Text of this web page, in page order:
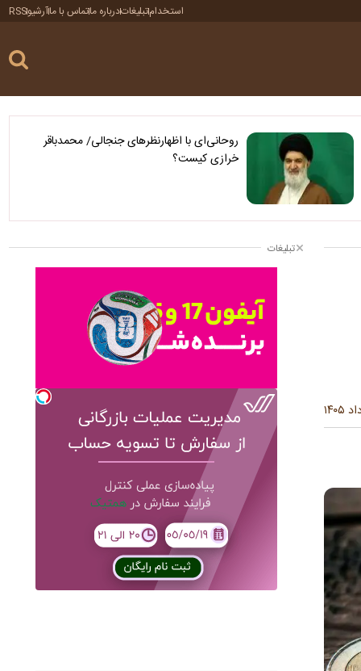
استخدامتبلیغاتدرباره ماتماس با ماآرشیوRSS
روحانی‌ای با اظهارنظرهای جنجالی/ محمدباقر
خرازی کیست؟
تبلیغات